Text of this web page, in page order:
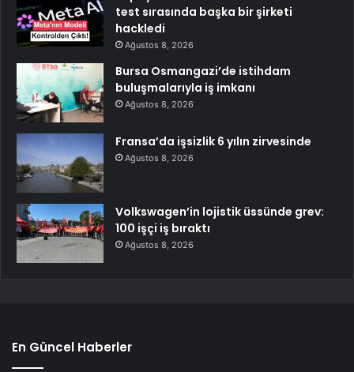
test sırasında başka bir şirketi
hackledi
Ağustos 8, 2026
Bursa Osmangazi’de istihdam
buluşmalarıyla iş imkanı
Ağustos 8, 2026
Fransa’da işsizlik 6 yılın zirvesinde
Ağustos 8, 2026
Volkswagen’in lojistik üssünde grev:
100 işçi iş bıraktı
Ağustos 8, 2026
En Güncel Haberler